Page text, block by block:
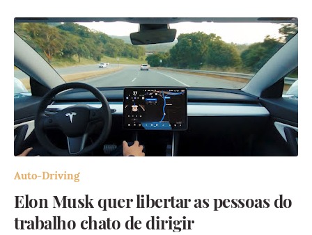
Auto-Driving
Elon Musk quer libertar as pessoas do
trabalho chato de dirigir